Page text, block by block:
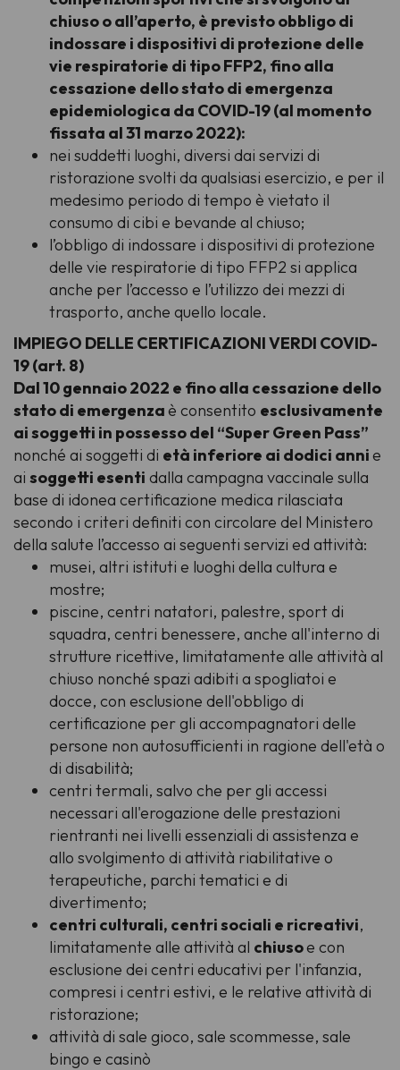
chiuso o all’aperto, è previsto obbligo di
indossare i dispositivi di protezione delle
vie respiratorie di tipo FFP2, fino alla
cessazione dello stato di emergenza
epidemiologica da COVID-19 (al momento
fissata al 31 marzo 2022):
nei suddetti luoghi, diversi dai servizi di
ristorazione svolti da qualsiasi esercizio, e per il
medesimo periodo di tempo è vietato il
consumo di cibi e bevande al chiuso;
l’obbligo di indossare i dispositivi di protezione
delle vie respiratorie di tipo FFP2 si applica
anche per l’accesso e l’utilizzo dei mezzi di
trasporto, anche quello locale.
IMPIEGO DELLE CERTIFICAZIONI VERDI COVID-
19 (art. 8)
Dal 10 gennaio 2022 e fino alla cessazione dello
stato di emergenzaè consentito esclusivamente
ai soggetti in possesso del “Super Green Pass”
nonché ai soggetti di età inferiore ai dodici annie
ai soggetti esenti dalla campagna vaccinale sulla
base di idonea certificazione medica rilasciata
secondo i criteri definiti con circolare del Ministero
della salute l’accesso ai seguenti servizi ed attività:
musei, altri istituti e luoghi della cultura e
mostre;
piscine, centri natatori, palestre, sport di
squadra, centri benessere, anche all'interno di
strutture ricettive, limitatamente alle attività al
chiuso nonché spazi adibiti a spogliatoi e
docce, con esclusione dell'obbligo di
certificazione per gli accompagnatori delle
persone non autosufficienti in ragione dell'età o
di disabilità;
centri termali, salvo che per gli accessi
necessari all'erogazione delle prestazioni
rientranti nei livelli essenziali di assistenza e
allo svolgimento di attività riabilitative o
terapeutiche, parchi tematici e di
divertimento;
centri culturali, centri sociali e ricreativi,
limitatamente alle attività al chiusoe con
esclusione dei centri educativi per l'infanzia,
compresi i centri estivi, e le relative attività di
ristorazione;
attività di sale gioco, sale scommesse, sale
bingo e casinò